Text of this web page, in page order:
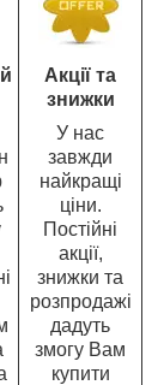
Акції та
знижки
У нас
завжди
найкращі
ціни.
Постійні
акції,
знижки та
розпродажі
дадуть
змогу Вам
купити